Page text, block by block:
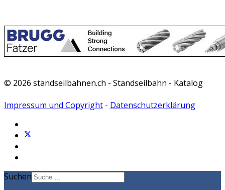
© 2026 standseilbahnen.ch - Standseilbahn - Katalog
Impressum und Copyright - Datenschutzerklärung
Suchen